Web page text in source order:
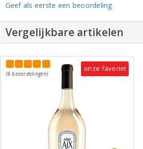
Geef als eerste een beoordeling
Vergelijkbare artikelen
(6 beoordelingen)
onze favoriet